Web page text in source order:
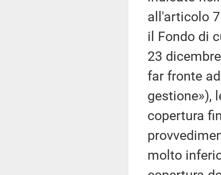
all'articolo
il Fondo di
23
far fronte
gestione»),
copertura
molto